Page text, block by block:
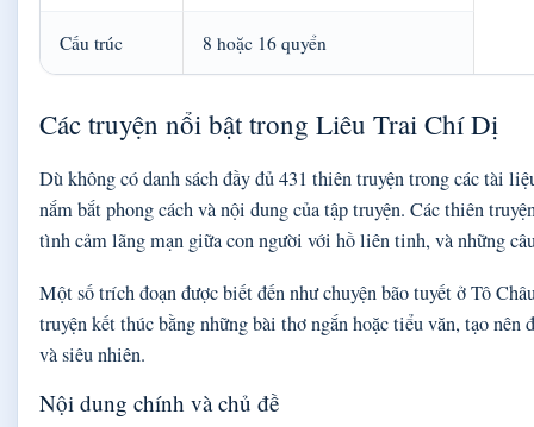
Cấu trúc 8 hoặc 16 quyển
Các truyện nổi bật trong Liêu Trai Chí Dị
Dù không có danh sách đầy đủ 431 thiên truyện trong các tài
nắm bắt phong cách và nội dung của tập truyện. Các thiên
tình cảm lãng mạn giữa con người với hồ liên tinh, và những
Một số trích đoạn được biết đến như chuyện bão tuyết ở Tô
truyện kết thúc bằng những bài thơ ngắn hoặc tiểu văn, tạo
và siêu nhiên.
Nội dung chính và chủ đề